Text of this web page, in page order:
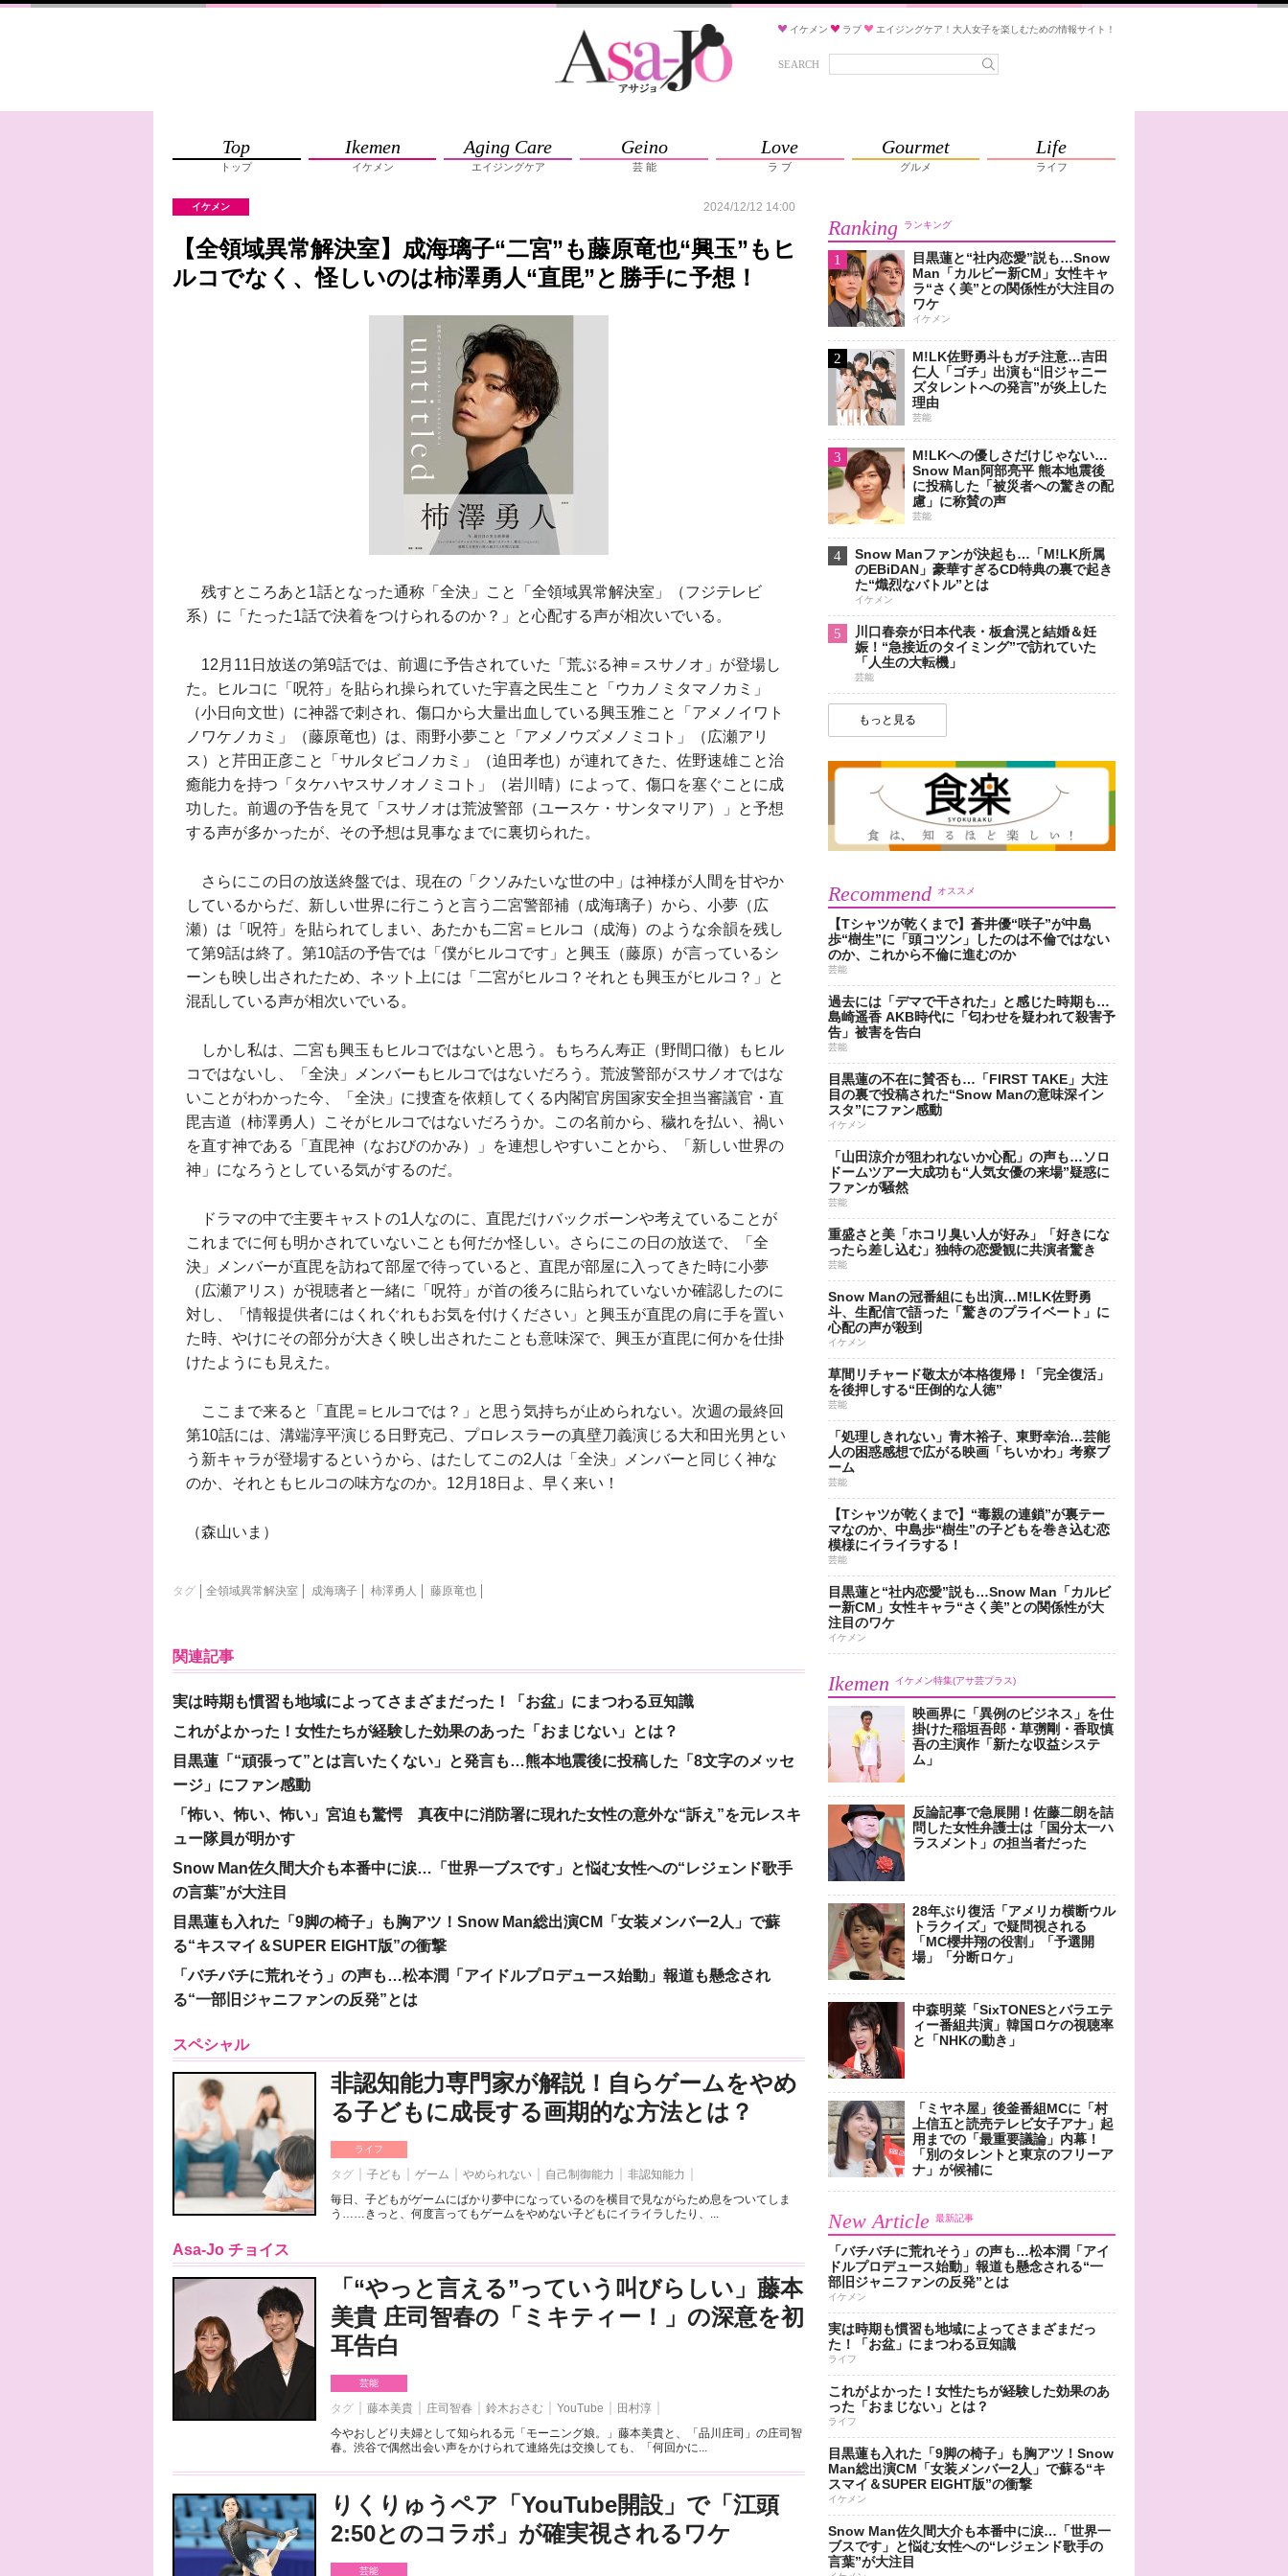
イケメン ラブ エイジングケア！大人女子を楽しむための情報サイト！
SEARCH
Top
トップ
Ikemen
イケメン
Aging Care
エイジングケア
Geino
芸 能
Love
ラ ブ
Gourmet
グルメ
Life
ライフ
イケメン 2024/12/12 14:00
【全領域異常解決室】成海璃子“二宮”も藤原竜也“興玉”もヒ
ルコでなく、怪しいのは柿澤勇人“直毘”と勝手に予想！
残すところあと1話となった通称「全決」こと「全領域異常解決室」（フジテレビ
系）に「たった1話で決着をつけられるのか？」と心配する声が相次いでいる。
12月11日放送の第9話では、前週に予告されていた「荒ぶる神＝スサノオ」が登場し
た。ヒルコに「呪符」を貼られ操られていた宇喜之民生こと「ウカノミタマノカミ」
（小日向文世）に神器で刺され、傷口から大量出血している興玉雅こと「アメノイワト
ノワケノカミ」（藤原竜也）は、雨野小夢こと「アメノウズメノミコト」（広瀬アリ
ス）と芹田正彦こと「サルタビコノカミ」（迫田孝也）が連れてきた、佐野速雄こと治
癒能力を持つ「タケハヤスサノオノミコト」（岩川晴）によって、傷口を塞ぐことに成
功した。前週の予告を見て「スサノオは荒波警部（ユースケ・サンタマリア）」と予想
する声が多かったが、その予想は見事なまでに裏切られた。
さらにこの日の放送終盤では、現在の「クソみたいな世の中」は神様が人間を甘やか
しているからだ、新しい世界に行こうと言う二宮警部補（成海璃子）から、小夢（広
瀬）は「呪符」を貼られてしまい、あたかも二宮＝ヒルコ（成海）のような余韻を残し
て第9話は終了。第10話の予告では「僕がヒルコです」と興玉（藤原）が言っているシ
ーンも映し出されたため、ネット上には「二宮がヒルコ？それとも興玉がヒルコ？」と
混乱している声が相次いでいる。
しかし私は、二宮も興玉もヒルコではないと思う。もちろん寿正（野間口徹）もヒル
コではないし、「全決」メンバーもヒルコではないだろう。荒波警部がスサノオではな
いことがわかった今、「全決」に捜査を依頼してくる内閣官房国家安全担当審議官・直
毘吉道（柿澤勇人）こそがヒルコではないだろうか。この名前から、穢れを払い、禍い
を直す神である「直毘神（なおびのかみ）」を連想しやすいことから、「新しい世界の
神」になろうとしている気がするのだ。
ドラマの中で主要キャストの1人なのに、直毘だけバックボーンや考えていることが
これまでに何も明かされていないことも何だか怪しい。さらにこの日の放送で、「全
決」メンバーが直毘を訪ねて部屋で待っていると、直毘が部屋に入ってきた時に小夢
（広瀬アリス）が視聴者と一緒に「呪符」が首の後ろに貼られていないか確認したのに
対し、「情報提供者にはくれぐれもお気を付けください」と興玉が直毘の肩に手を置い
た時、やけにその部分が大きく映し出されたことも意味深で、興玉が直毘に何かを仕掛
けたようにも見えた。
ここまで来ると「直毘＝ヒルコでは？」と思う気持ちが止められない。次週の最終回
第10話には、溝端淳平演じる日野克己、プロレスラーの真壁刀義演じる大和田光男とい
う新キャラが登場するというから、はたしてこの2人は「全決」メンバーと同じく神な
のか、それともヒルコの味方なのか。12月18日よ、早く来い！
（森山いま）
タグ 全領域異常解決室 成海璃子 柿澤勇人 藤原竜也
関連記事
実は時期も慣習も地域によってさまざまだった！「お盆」にまつわる豆知識
これがよかった！女性たちが経験した効果のあった「おまじない」とは？
目黒蓮「“頑張って”とは言いたくない」と発言も…熊本地震後に投稿した「8文字のメッセ
ージ」にファン感動
「怖い、怖い、怖い」宮迫も驚愕 真夜中に消防署に現れた女性の意外な“訴え”を元レスキ
ュー隊員が明かす
Snow Man佐久間大介も本番中に涙…「世界一ブスです」と悩む女性への“レジェンド歌手
の言葉”が大注目
目黒蓮も入れた「9脚の椅子」も胸アツ！Snow Man総出演CM「女装メンバー2人」で蘇
る“キスマイ＆SUPER EIGHT版”の衝撃
「バチバチに荒れそう」の声も…松本潤「アイドルプロデュース始動」報道も懸念され
る“一部旧ジャニファンの反発”とは
スペシャル
非認知能力専門家が解説！自らゲームをやめ
る子どもに成長する画期的な方法とは？
ライフ
タグ 子ども ゲーム やめられない 自己制御能力
非認知能力
毎日、子どもがゲームにばかり夢中になっているのを横目で見ながらため息をついてしま
う……きっと、何度言ってもゲームをやめない子どもにイライラしたり、...
Asa-Jo チョイス
「“やっと言える”っていう叫びらしい」藤本
美貴 庄司智春の「ミキティー！」の深意を初
耳告白
芸能
タグ 藤本美貴 庄司智春 鈴木おさむ YouTube
田村淳
今やおしどり夫婦として知られる元「モーニング娘。」藤本美貴と、「品川庄司」の庄司智
春。渋谷で偶然出会い声をかけられて連絡先は交換しても、「何回かに...
りくりゅうペア「YouTube開設」で「江頭
2:50とのコラボ」が確実視されるワケ
芸能
Ranking ランキング
1
目黒蓮と“社内恋愛”説も…Snow
Man「カルビー新CM」女性キャ
ラ“さく美”との関係性が大注目の
ワケ
イケメン
2
M!LK佐野勇斗もガチ注意…吉田
仁人「ゴチ」出演も“旧ジャニー
ズタレントへの発言”が炎上した
理由
芸能
3
M!LKへの優しさだけじゃない…
Snow Man阿部亮平 熊本地震後
に投稿した「被災者への驚きの配
慮」に称賛の声
芸能
4
Snow Manファンが決起も…「M!LK所属
のEBiDAN」豪華すぎるCD特典の裏で起き
た“熾烈なバトル”とは
イケメン
5
川口春奈が日本代表・板倉滉と結婚＆妊
娠！“急接近のタイミング”で訪れていた
「人生の大転機」
芸能
もっと見る
Recommend オススメ
【Tシャツが乾くまで】蒼井優“咲子”が中島
歩“樹生”に「頭コツン」したのは不倫ではない
のか、これから不倫に進むのか
芸能
過去には「デマで干された」と感じた時期も…
島崎遥香 AKB時代に「匂わせを疑われて殺害予
告」被害を告白
芸能
目黒蓮の不在に賛否も…「FIRST TAKE」大注
目の裏で投稿された“Snow Manの意味深イン
スタ”にファン感動
イケメン
「山田涼介が狙われないか心配」の声も…ソロ
ドームツアー大成功も“人気女優の来場”疑惑に
ファンが騒然
芸能
重盛さと美「ホコリ臭い人が好み」「好きにな
ったら差し込む」独特の恋愛観に共演者驚き
芸能
Snow Manの冠番組にも出演…M!LK佐野勇
斗、生配信で語った「驚きのプライベート」に
心配の声が殺到
イケメン
草間リチャード敬太が本格復帰！「完全復活」
を後押しする“圧倒的な人徳”
芸能
「処理しきれない」青木裕子、東野幸治…芸能
人の困惑感想で広がる映画「ちいかわ」考察ブ
ーム
芸能
【Tシャツが乾くまで】“毒親の連鎖”が裏テー
マなのか、中島歩“樹生”の子どもを巻き込む恋
模様にイライラする！
芸能
目黒蓮と“社内恋愛”説も…Snow Man「カルビ
ー新CM」女性キャラ“さく美”との関係性が大
注目のワケ
イケメン
Ikemen イケメン特集(アサ芸プラス)
映画界に「異例のビジネス」を仕
掛けた稲垣吾郎・草彅剛・香取慎
吾の主演作「新たな収益システ
ム」
反論記事で急展開！佐藤二朗を詰
問した女性弁護士は「国分太一ハ
ラスメント」の担当者だった
28年ぶり復活「アメリカ横断ウル
トラクイズ」で疑問視される
「MC櫻井翔の役割」「予選開
場」「分断ロケ」
中森明菜「SixTONESとバラエテ
ィー番組共演」韓国ロケの視聴率
と「NHKの動き」
「ミヤネ屋」後釜番組MCに「村
上信五と読売テレビ女子アナ」起
用までの「最重要議論」内幕！
「別のタレントと東京のフリーア
ナ」が候補に
New Article 最新記事
「バチバチに荒れそう」の声も…松本潤「アイ
ドルプロデュース始動」報道も懸念される“一
部旧ジャニファンの反発”とは
イケメン
実は時期も慣習も地域によってさまざまだっ
た！「お盆」にまつわる豆知識
ライフ
これがよかった！女性たちが経験した効果のあ
った「おまじない」とは？
ライフ
目黒蓮も入れた「9脚の椅子」も胸アツ！Snow
Man総出演CM「女装メンバー2人」で蘇る“キ
スマイ＆SUPER EIGHT版”の衝撃
イケメン
Snow Man佐久間大介も本番中に涙…「世界一
ブスです」と悩む女性への“レジェンド歌手の
言葉”が大注目